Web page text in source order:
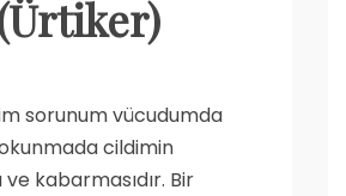
sorunum vücudumda
cildimin
ve kabarmasıdır. Bir